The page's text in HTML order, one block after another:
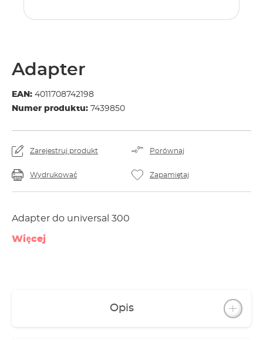
Adapter
EAN: 4011708742198
Numer produktu: 7439850
Zarejestruj produkt Porównaj
Wydrukować Zapamiętaj
Adapter do universal 300
Więcej
Opis